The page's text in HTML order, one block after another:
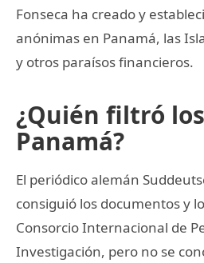
Fonseca ha creado y
anónimas en Panamá, las
y otros paraísos financieros.
¿Quién filtró
Panamá?
El periódico alemán
consiguió los documentos y
Consorcio Internacional de
Investigación, pero no se